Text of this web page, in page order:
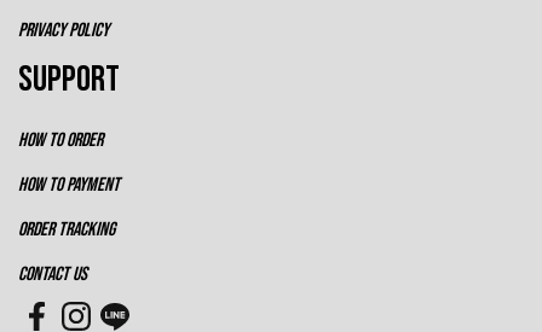
PRIVACY POLICY
SUPPORT
HOW TO ORDER
HOW TO PAYMENT
ORDER TRACKING
CONTACT US